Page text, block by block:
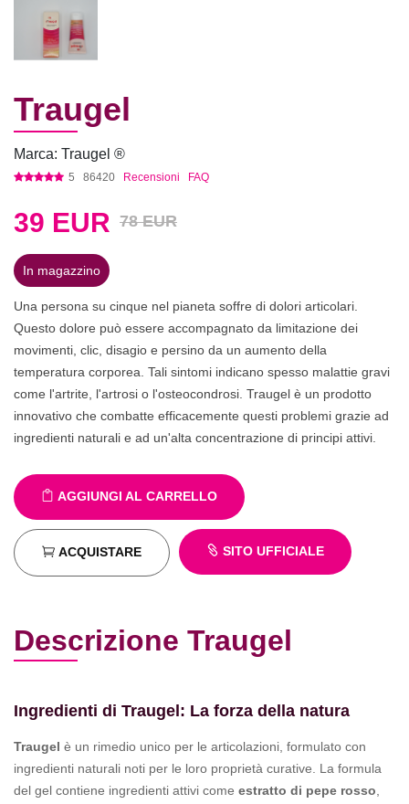
Traugel
Marca: Traugel ®
5 86420 Recensioni FAQ
39 EUR 78 EUR
In magazzino
Una persona su cinque nel pianeta soffre di dolori articolari.
Questo dolore può essere accompagnato da limitazione dei
movimenti, clic, disagio e persino da un aumento della
temperatura corporea. Tali sintomi indicano spesso malattie gravi
come l'artrite, l'artrosi o l'osteocondrosi. Traugel è un prodotto
innovativo che combatte efficacemente questi problemi grazie ad
ingredienti naturali e ad un'alta concentrazione di principi attivi.
AGGIUNGI AL CARRELLO
ACQUISTARE SITO UFFICIALE
Descrizione Traugel
Ingredienti di Traugel: La forza della natura
Traugel è un rimedio unico per le articolazioni, formulato con
ingredienti naturali noti per le loro proprietà curative. La formula
del gel contiene ingredienti attivi come estratto di pepe rosso,